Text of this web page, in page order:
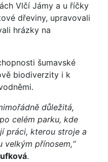
Vlčí Jámy a u říčky
dřeviny, upravovali
hrázky na
šumavské
biodiverzity i k
důležitá,
celém parku, kde
práci, kterou stroje a
velkým přínosem,“
.